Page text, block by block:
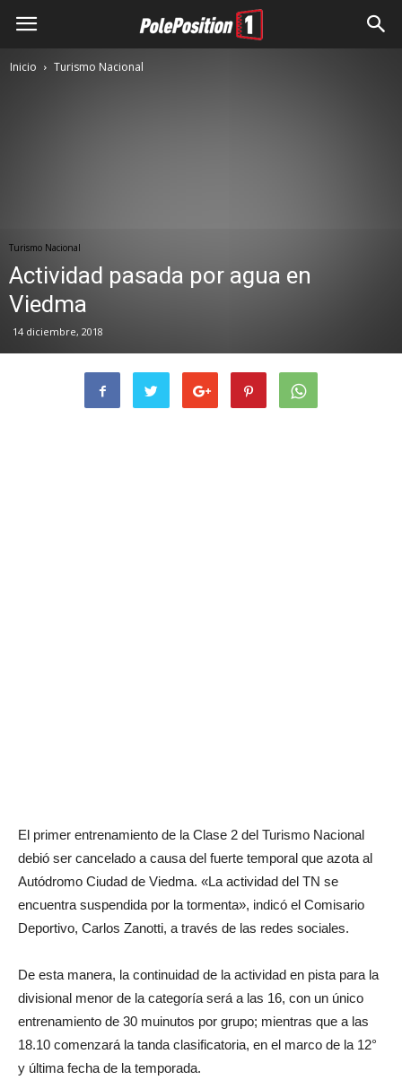
Inicio Turismo Nacional
Turismo Nacional
Actividad pasada por agua en
Viedma
14 diciembre, 2018
El primer entrenamiento de la Clase 2 del Turismo Nacional
debió ser cancelado a causa del fuerte temporal que azota al
Autódromo Ciudad de Viedma. «La actividad del TN se
encuentra suspendida por la tormenta», indicó el Comisario
Deportivo, Carlos Zanotti, a través de las redes sociales.
De esta manera, la continuidad de la actividad en pista para la
divisional menor de la categoría será a las 16, con un único
entrenamiento de 30 muinutos por grupo; mientras que a las
18.10 comenzará la tanda clasificatoria, en el marco de la 12°
y última fecha de la temporada.